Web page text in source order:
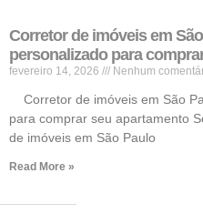
Corretor de imóveis em
personalizado para
fevereiro 14, 2026 Nenhum
Corretor de imóveis em São
para comprar seu apartamento
de imóveis em São Paulo
Read More »